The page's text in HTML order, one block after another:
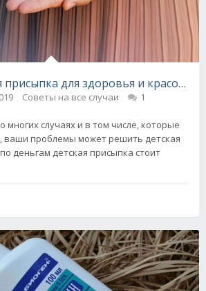
присыпка для здоровья и красоты
Советы на все случаи 1
многих случаях и в том числе, которые
ваши проблемы может решить детская
деньгам детская присыпка стоит